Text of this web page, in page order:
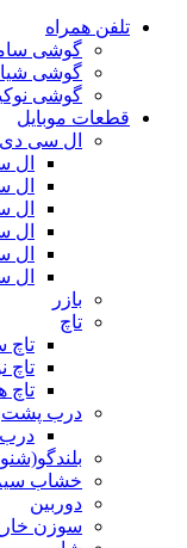
تلفن همراه
گوشی
گوشی
گوشی
قطعات موبایل
ال سی دی
ال
ال
ال
ال
ال
ال
بازر
تاچ
تاچ
تاچ
تاچ
درب پشت
درب
خشاب
دوربین
سوزن